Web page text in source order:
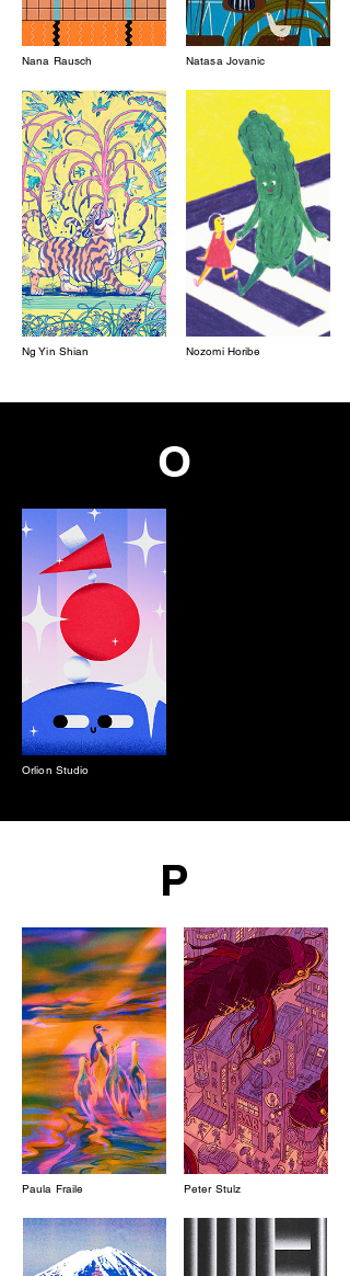
Nana Rausch
Ng Yin Shian
Natasa Jovanic
Nozomi Horibe
O
Orlion Studio
P
Paula Fraile Peter Stulz